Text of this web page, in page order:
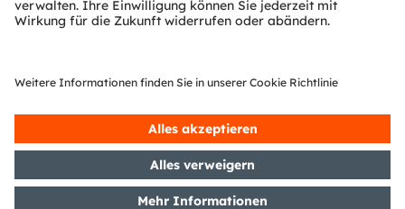
© 2026 ams-OSRAM AG. All rights reserved.
Datenschutzerklärung Nutzungsbedingungen
Terms of Trade
ImpressumCookie PolicyAI Policy